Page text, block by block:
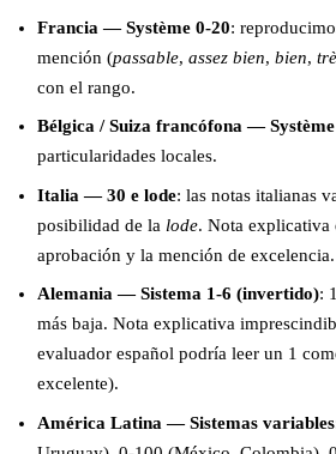
Francia — Système 0-20:
mención (passable, assez bien, bien,
con el rango.
Bélgica / Suiza francófona —
particularidades locales.
Italia — 30 e lode: las notas italianas
posibilidad de la lode. Nota explicativa
aprobación y la mención de excelencia.
Alemania — Sistema 1-6 (invertido):
más baja. Nota explicativa
evaluador español podría leer un 1
excelente).
América Latina — Sistemas variables